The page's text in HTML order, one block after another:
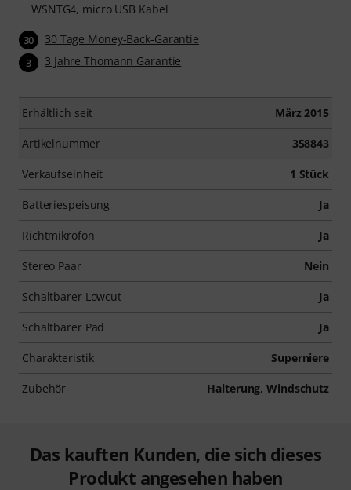
WSNTG4, micro USB Kabel
30 30 Tage Money-Back-Garantie
3 3 Jahre Thomann Garantie
Erhältlich seit März 2015
Artikelnummer 358843
Verkaufseinheit 1 Stück
Batteriespeisung Ja
Richtmikrofon Ja
Stereo Paar Nein
Schaltbarer Lowcut Ja
Schaltbarer Pad Ja
Charakteristik Superniere
Zubehör Halterung, Windschutz
Das kauften Kunden, die sich dieses
Produkt angesehen haben